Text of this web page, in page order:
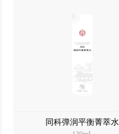
同科弹润平衡菁萃水